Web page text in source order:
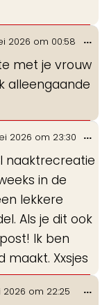
2026 om 00:58
met je vrouw
alleengaande
...
2026 om 23:30
naaktrecreatie
in de
lekkere
Als je dit ook
Ik ben
maakt. Xxsjes
...
2026 om 22:25 ...